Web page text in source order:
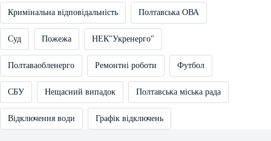
Кримінальна відповідальність Полтавська ОВА
Суд Пожежа НЕК"Укренерго"
Полтаваобленерго Ремонтні роботи Футбол
СБУ Нещасний випадок Полтавська міська рада
Відключення води Графік відключень